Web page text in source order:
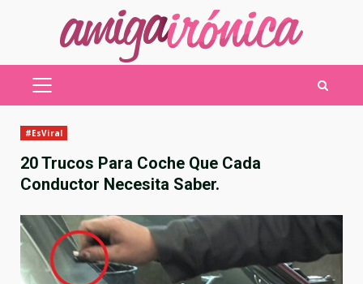
MENÚ
#EsViral
20 Trucos Para Coche Que Cada
Conductor Necesita Saber.